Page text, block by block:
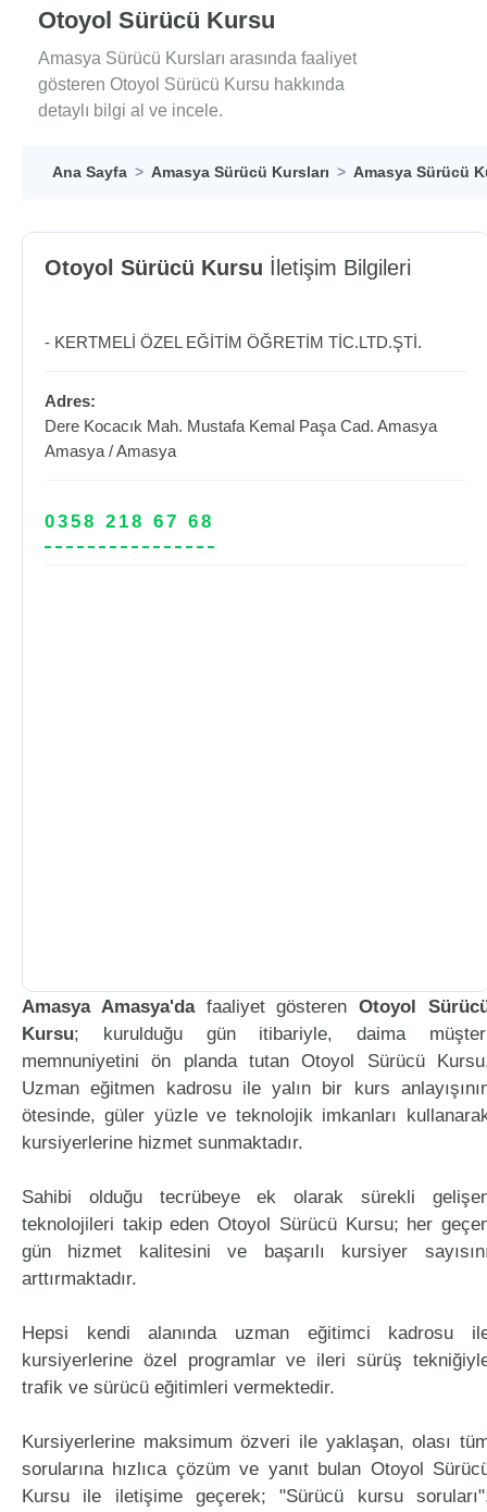
Otoyol Sürücü Kursu
Amasya Sürücü Kursları arasında faaliyet
gösteren Otoyol Sürücü Kursu hakkında
detaylı bilgi al ve incele.
Ana Sayfa Amasya Sürücü Kursları Amasya Sürücü
Otoyol Sürücü Kursu İletişim Bilgileri
- KERTMELİ ÖZEL EĞİTİM ÖĞRETİM TİC.LTD.ŞTİ.
Adres:
Dere Kocacık Mah. Mustafa Kemal Paşa Cad. Amasya
Amasya /Amasya
0358 218 67 68
Amasya Amasya'dafaaliyet gösterenOtoyol
Kursu; kurulduğu gün itibariyle, daima
memnuniyetini ön planda tutan Otoyol Sürücü
Uzman eğitmen kadrosu ile yalın bir kurs
ötesinde, güler yüzle ve teknolojik imkanları
kursiyerlerine hizmet sunmaktadır.
Sahibi olduğu tecrübeye ek olarak sürekli
teknolojileri takip eden Otoyol Sürücü Kursu; her
gün hizmet kalitesini ve başarılı kursiyer
arttırmaktadır.
Hepsi kendi alanında uzman eğitimci kadrosu
kursiyerlerine özel programlar ve ileri sürüş
trafik ve sürücü eğitimleri vermektedir.
Kursiyerlerine maksimum özveri ile yaklaşan, olası
sorularına hızlıca çözüm ve yanıt bulan Otoyol
Kursu ile iletişime geçerek; "Sürücü kursu